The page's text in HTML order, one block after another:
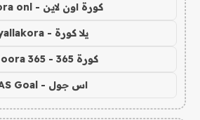
كورة اون لاين - koora onl
يلا كورة - yallakora
كورة 365 - kooora 365
اس جول - AS Goal